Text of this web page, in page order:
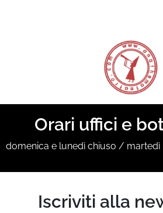
Orari uffici e
domenica e lunedì chiuso / martedì
Iscriviti alla